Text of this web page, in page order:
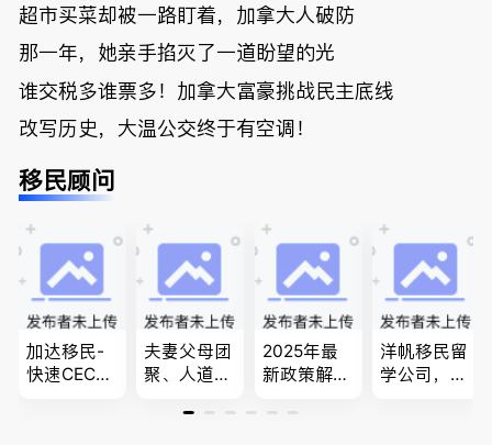
超市买菜却被一路盯着，加拿大人破防
那一年，她亲手掐灭了一道盼望的光
谁交税多谁票多！加拿大富豪挑战民主底线
改写历史，大温公交终于有空调！
移民顾问
加达移民-
快速CEC&P
夫妻父母团
聚、人道移
和工签 移
2025年最
新政策解
牌顾问为您
洋帆移民留
学公司，精